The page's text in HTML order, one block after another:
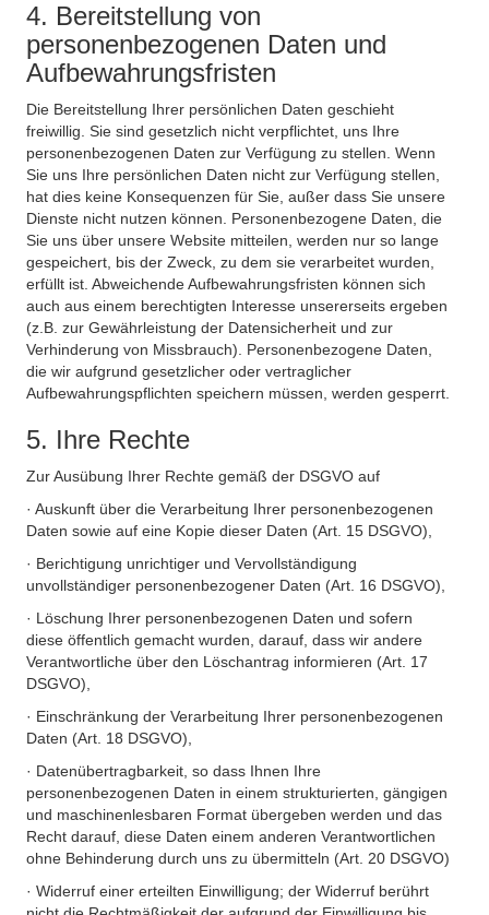
4. Bereitstellung von
personenbezogenen Daten und
Aufbewahrungsfristen
Die Bereitstellung Ihrer persönlichen Daten geschieht
freiwillig. Sie sind gesetzlich nicht verpflichtet, uns Ihre
personenbezogenen Daten zur Verfügung zu stellen. Wenn
Sie uns Ihre persönlichen Daten nicht zur Verfügung stellen,
hat dies keine Konsequenzen für Sie, außer dass Sie unsere
Dienste nicht nutzen können. Personenbezogene Daten, die
Sie uns über unsere Website mitteilen, werden nur so lange
gespeichert, bis der Zweck, zu dem sie verarbeitet wurden,
erfüllt ist. Abweichende Aufbewahrungsfristen können sich
auch aus einem berechtigten Interesse unsererseits ergeben
(z.B. zur Gewährleistung der Datensicherheit und zur
Verhinderung von Missbrauch). Personenbezogene Daten,
die wir aufgrund gesetzlicher oder vertraglicher
Aufbewahrungspflichten speichern müssen, werden gesperrt.
5. Ihre Rechte
Zur Ausübung Ihrer Rechte gemäß der DSGVO auf
· Auskunft über die Verarbeitung Ihrer personenbezogenen
Daten sowie auf eine Kopie dieser Daten (Art. 15 DSGVO),
· Berichtigung unrichtiger und Vervollständigung
unvollständiger personenbezogener Daten (Art. 16 DSGVO),
· Löschung Ihrer personenbezogenen Daten und sofern
diese öffentlich gemacht wurden, darauf, dass wir andere
Verantwortliche über den Löschantrag informieren (Art. 17
DSGVO),
· Einschränkung der Verarbeitung Ihrer personenbezogenen
Daten (Art. 18 DSGVO),
· Datenübertragbarkeit, so dass Ihnen Ihre
personenbezogenen Daten in einem strukturierten, gängigen
und maschinenlesbaren Format übergeben werden und das
Recht darauf, diese Daten einem anderen Verantwortlichen
ohne Behinderung durch uns zu übermitteln (Art. 20 DSGVO)
· Widerruf einer erteilten Einwilligung; der Widerruf berührt